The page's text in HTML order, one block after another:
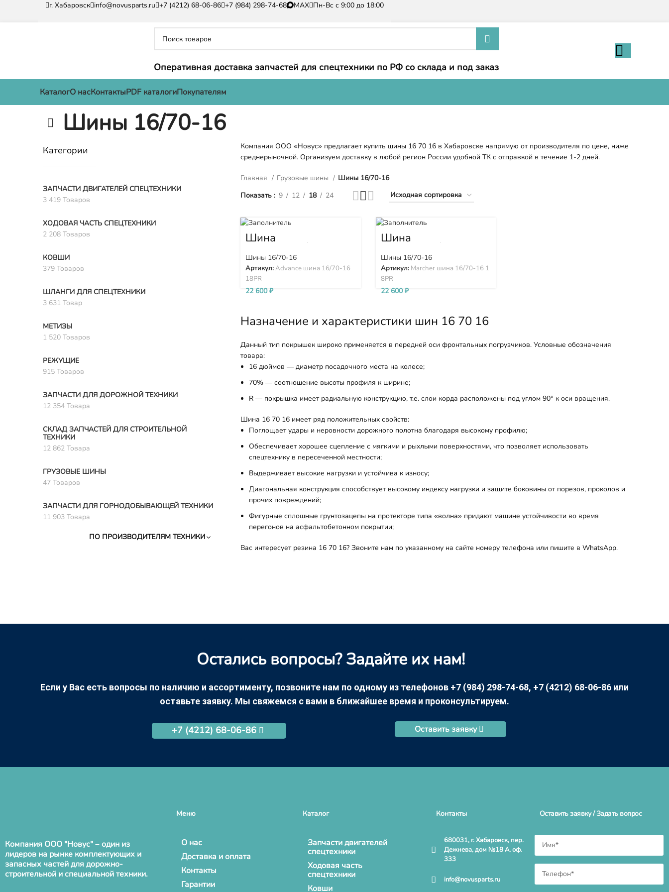
г. Хабаровск info@novusparts.ru +7 (4212) 68-06-86 +7 (984) 298-74-68 MAX Пн-Вс с 9:00 до 18:00
Оперативная доставка запчастей для спецтехники по РФ со склада и под заказ
КаталогО насКонтактыPDF каталогиПокупателям
Шины 16/70-16
Категории
ЗАПЧАСТИ ДВИГАТЕЛЕЙ СПЕЦТЕХНИКИ
3 419 Товаров
ХОДОВАЯ ЧАСТЬ СПЕЦТЕХНИКИ
2 208 Товаров
КОВШИ
379 Товаров
ШЛАНГИ ДЛЯ СПЕЦТЕХНИКИ
3 631 Товар
МЕТИЗЫ
1 520 Товаров
РЕЖУЩИЕ
915 Товаров
ЗАПЧАСТИ ДЛЯ ДОРОЖНОЙ ТЕХНИКИ
12 354 Товара
СКЛАД ЗАПЧАСТЕЙ ДЛЯ СТРОИТЕЛЬНОЙ
ТЕХНИКИ
12 862 Товара
ГРУЗОВЫЕ ШИНЫ
47 Товаров
ЗАПЧАСТИ ДЛЯ ГОРНОДОБЫВАЮЩЕЙ ТЕХНИКИ
11 903 Товара
ПО ПРОИЗВОДИТЕЛЯМ ТЕХНИКИ
Компания ООО «Новус» предлагает купить шины 16 70 16 в Хабаровске напрямую от производителя по цене, ниже
среднерыночной. Организуем доставку в любой регион России удобной ТК с отправкой в течение 1-2 дней.
Главная Грузовые шины
Шины 16/70-16
Показать
9 12 18 24
Шина
Advance 16/70-16
18PR
Шины 16/70-16
Артикул:Advance шина 16/70-16
18PR
22 600₽
Шина
Marcher 16/70-16
18PR
Шины 16/70-16
Артикул: Marcher шина 16/70-16 1
8PR
22 600₽
Назначение и характеристики шин 16 70 16
Данный тип покрышек широко применяется в передней оси фронтальных погрузчиков. Условные обозначения
товара:
16 дюймов — диаметр посадочного места на колесе;
70% — соотношение высоты профиля к ширине;
R — покрышка имеет радиальную конструкцию, т.е. слои корда расположены под углом 90° к оси вращения.
Шина 16 70 16 имеет ряд положительных свойств:
Поглощает удары и неровности дорожного полотна благодаря высокому профилю;
Обеспечивает хорошее сцепление с мягкими и рыхлыми поверхностями, что позволяет использовать
спецтехнику в пересеченной местности;
Выдерживает высокие нагрузки и устойчива к износу;
Диагональная конструкция способствует высокому индексу нагрузки и защите боковины от порезов, проколов и
прочих повреждений;
Фигурные сплошные грунтозацепы на протекторе типа «волна» придают машине устойчивости во время
перегонов на асфальтобетонном покрытии;
Вас интересует резина 16 70 16? Звоните нам по указанному на сайте номеру телефона или пишите в WhatsApp.
Остались вопросы? Задайте их нам!
Если у Вас есть вопросы по наличию и ассортименту, позвоните нам по одному из телефонов +7 (984) 298-74-68, +7 (4212) 68-06-86 или
оставьте заявку. Мы свяжемся с вами в ближайшее время и проконсультируем.
+7 (4212) 68-06-86 Оставить заявку
Компания ООО "Новус" – один из
лидеров на рынке комплектующих и
запасных частей для дорожно-
строительной и специальной техники.
Меню
О нас
Доставка и оплата
Контакты
Гарантии
Каталог
Запчасти двигателей
спецтехники
Ходовая часть
спецтехники
Ковши
Контакты
680031, г. Хабаровск, пер.
Дежнева, дом №18 А, оф.
333
info@novusparts.ru
Оставить заявку / Задать вопрос